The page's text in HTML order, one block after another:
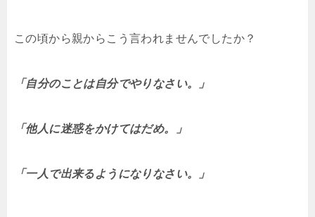
この頃から親からこう言われませんでしたか？
「自分のことは自分でやりなさい。」
「他人に迷惑をかけてはだめ。」
「一人で出来るようになりなさい。」